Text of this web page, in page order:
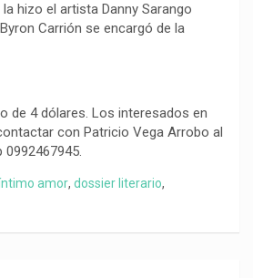
hizo el artista Danny Sarango
Carrión se encargó de la
de 4 dólares. Los interesados en
con Patricio Vega Arrobo al
amor, dossier literario,